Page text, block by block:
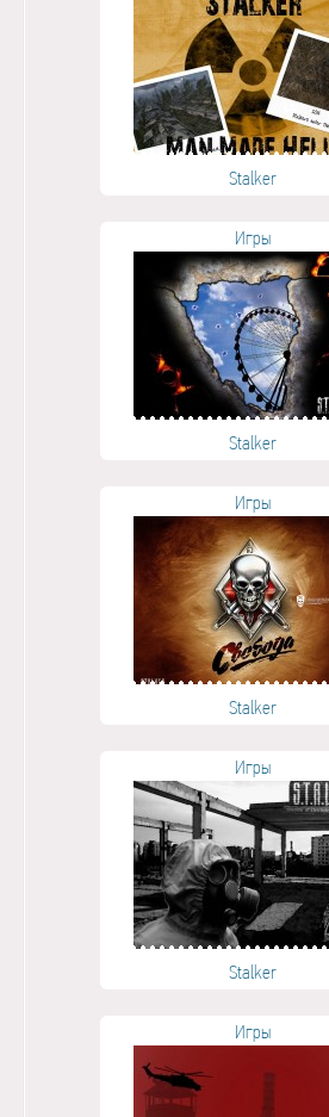
Stalker
Игры
Stalker
Игры
Stalker
Игры
Stalker
Игры